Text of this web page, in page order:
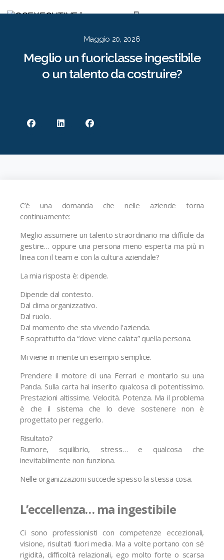
Maggio 20, 2026
Meglio un fuoriclasse ingestibile
o un talento da costruire?
C’è una domanda che nelle aziende torna
continuamente:
Meglio assumere un talento straordinario ma difficile da
gestire… oppure una persona meno esperta ma più in
linea con il team e con la cultura aziendale?
La mia risposta è: dipende.
Dipende dal contesto.
Dal clima organizzativo.
Dal ruolo.
Dal momento che sta vivendo l’azienda.
E soprattutto da “dove viene calata” quella persona.
Mi viene in mente un esempio semplice.
Prendere il motore di una Ferrari e montarlo su una
Panda. Sulla carta hai inserito qualcosa di potentissimo.
Prestazioni altissime. Velocità. Potenza. Ma il problema
è che il sistema che lo deve sostenere non è
progettato per reggerlo.
Risultato?
Rumore, squilibrio, stress… e qualcosa che
inevitabilmente non funziona.
Nelle organizzazioni succede spesso la stessa cosa.
L’eccellenza… ma ingestibile
Ci sono professionisti con competenze eccezionali,
visione, risultati fuori media. Ma a volte portano con sé
rigidità, difficoltà relazionali, ego molto forte o scarsa